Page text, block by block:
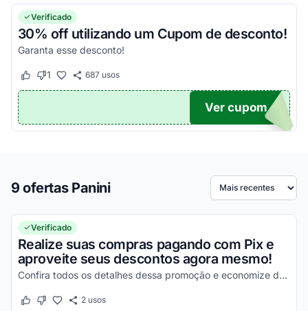
Verificado
30% off utilizando um Cupom de desconto!
Garanta esse desconto!
Este cupom funcionou
Este cupom não funcionou
1 687usos
NTA
Ver cupom
9 ofertas Panini Ordenar por
Verificado
Realize suas compras pagando com Pix e
aproveite seus descontos agora mesmo!
Confira todos os detalhes dessa promoção e economize de uma forma simples!
Este cupom funcionou
Este cupom não funcionou
2usos